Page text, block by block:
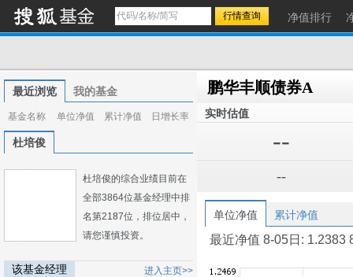
净值排行
最近浏览 我的基金
基金名称 单位净值 累计净值 日增长率
杜培俊
杜培俊的综合业绩目前在
全部3864位基金经理中排
名第2187位，排位居中，
请您谨慎投资。
该基金经理 进入主页>>
鹏华丰顺债券A
实时估值
--
--
单位净值 累计净值
最近净值 8-05日: 1.2383